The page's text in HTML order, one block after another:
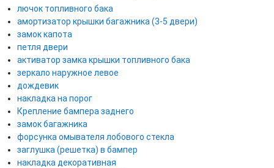
лючок топливного бака
амортизатор крышки багажника (3-5 двери)
замок капота
петля двери
активатор замка крышки топливного бака
зеркало наружное левое
дождевик
накладка на порог
Крепление бампера заднего
замок багажника
форсунка омывателя лобового стекла
заглушка (решетка) в бампер
накладка декоративная